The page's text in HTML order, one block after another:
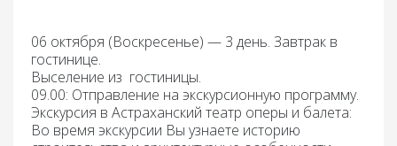
06 октября (Воскресенье) — 3 день. Завтрак в
гостинице.
Выселение из гостиницы.
09.00: Отправление на экскурсионную программу.
Экскурсия в Астраханский театр оперы и балета:
Во время экскурсии Вы узнаете историю